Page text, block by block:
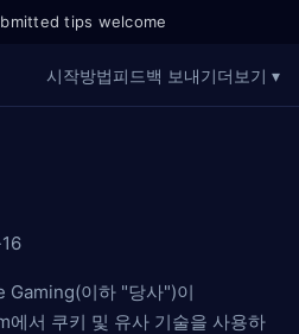
tips welcome
시작방법피드백 보내기더보기 ▾
Gaming(이하 "당사")이
서 쿠키 및 유사 기술을 사용하